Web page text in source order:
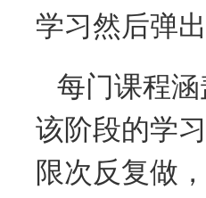
学习然后弹
每门课程
该阶段的学
限次反复做